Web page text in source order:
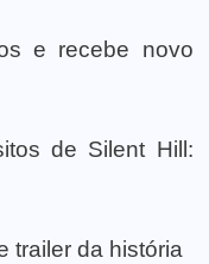
e recebe novo
de Silent Hill:
trailer da história